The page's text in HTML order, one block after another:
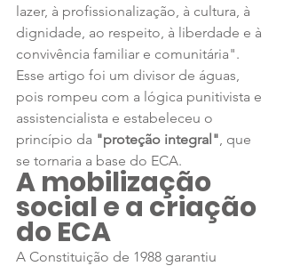
lazer, à profissionalização, à cultura, à
dignidade, ao respeito, à liberdade e à
convivência familiar e comunitária".
Esse artigo foi um divisor de águas,
pois rompeu com a lógica punitivista e
assistencialista e estabeleceu o
princípio da "proteção integral", que
se tornaria a base do ECA.
A mobilização
social e a criação
do ECA
A Constituição de 1988 garantiu